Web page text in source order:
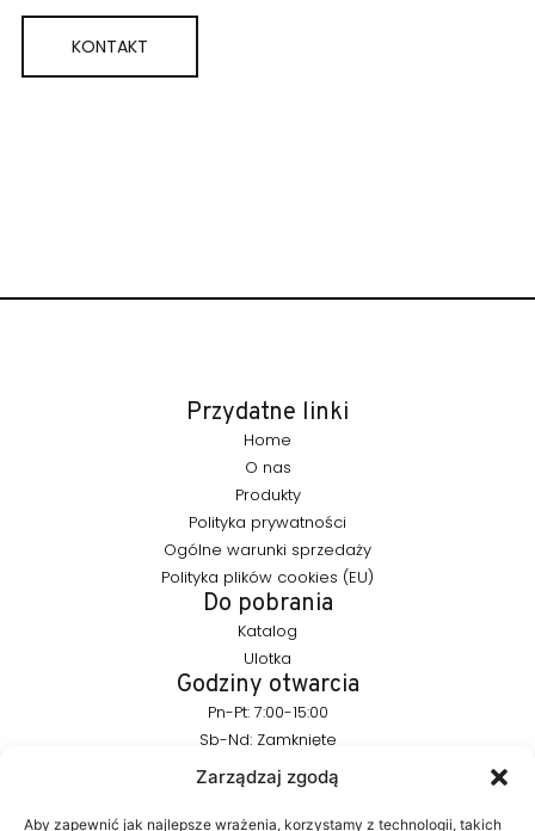
Zarządzaj zgodą
Aby zapewnić jak najlepsze wrażenia, korzystamy z technologii, takich
KONTAKT
Przydatne linki
Home
O nas
Produkty
Polityka prywatności
Ogólne warunki sprzedaży
Polityka plików cookies (EU)
Do pobrania
Katalog
Ulotka
Godziny otwarcia
Pn-Pt: 7:00-15:00
Sb-Nd: Zamknięte
Pozostańmy w kontakcie
info@furnika.pl
+48 (77) 544 91 28